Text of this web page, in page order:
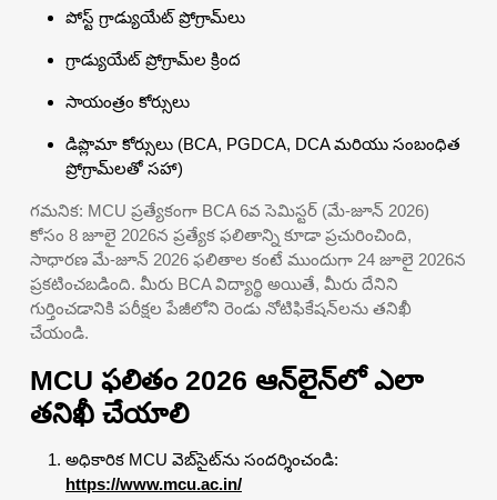
పోస్ట్ గ్రాడ్యుయేట్ ప్రోగ్రామ్‌లు
గ్రాడ్యుయేట్ ప్రోగ్రామ్‌ల క్రింద
సాయంత్రం కోర్సులు
డిప్లొమా కోర్సులు (BCA, PGDCA, DCA మరియు సంబంధిత
ప్రోగ్రామ్‌లతో సహా)
గమనిక: MCU ప్రత్యేకంగా BCA 6వ సెమిస్టర్ (మే-జూన్ 2026)
కోసం 8 జూలై 2026న ప్రత్యేక ఫలితాన్ని కూడా ప్రచురించింది,
సాధారణ మే-జూన్ 2026 ఫలితాల కంటే ముందుగా 24 జూలై 2026న
ప్రకటించబడింది. మీరు BCA విద్యార్థి అయితే, మీరు దేనిని
గుర్తించడానికి పరీక్షల పేజీలోని రెండు నోటిఫికేషన్‌లను తనిఖీ
చేయండి.
MCU ఫలితం 2026 ఆన్‌లైన్‌లో ఎలా
తనిఖీ చేయాలి
అధికారిక MCU వెబ్‌సైట్‌ను సందర్శించండి:
https://www.mcu.ac.in/